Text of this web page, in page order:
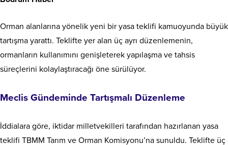
Orman alanlarına yönelik yeni bir yasa teklifi kamuoyunda büyük
tartışma yarattı. Teklifte yer alan üç ayrı düzenlemenin,
ormanların kullanımını genişleterek yapılaşma ve tahsis
süreçlerini kolaylaştıracağı öne sürülüyor.
Meclis Gündeminde Tartışmalı Düzenleme
İddialara göre, iktidar milletvekilleri tarafından hazırlanan yasa
teklifi TBMM Tarım ve Orman Komisyonu’na sunuldu. Teklifte üç